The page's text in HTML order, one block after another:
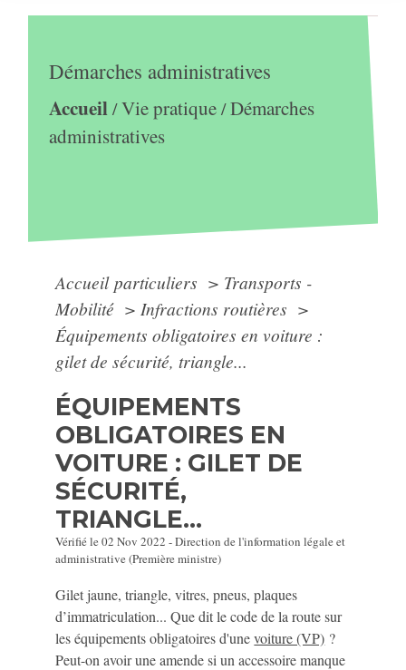
Démarches administratives
Accueil/Vie pratique/Démarches
administratives
Accueil particuliers > Transports -
Mobilité > Infractions routières >
Équipements obligatoires en voiture :
gilet de sécurité, triangle...
ÉQUIPEMENTS
OBLIGATOIRES EN
VOITURE : GILET DE
SÉCURITÉ,
TRIANGLE...
Vérifié le 02 Nov 2022 - Direction de l'information légale et
administrative (Première ministre)
Gilet jaune, triangle, vitres, pneus, plaques
d’immatriculation... Que dit le code de la route sur
les équipements obligatoires d'unevoiture (VP) ?
Peut-on avoir une amende si un accessoire manque